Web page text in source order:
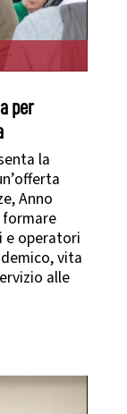
per
la
Anno
e operatori
vita
alle